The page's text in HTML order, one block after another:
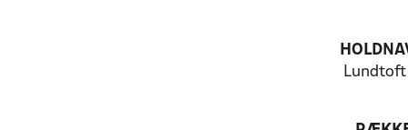
Lundtoft